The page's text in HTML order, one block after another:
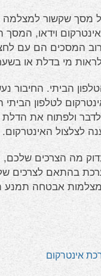
מסך שקשור
אינטרקום
המסכים הם עם
מי בדלת או
הביתי.
לטלפון הביתי
לדבר ולפתוח את
לצלצול האינטרקום.
מה הצרכים
בהתאם לצרכים
אבטחה תמנע
אינטרקום